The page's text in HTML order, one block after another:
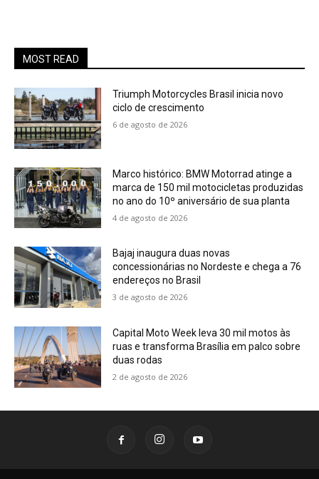
MOST READ
Triumph Motorcycles Brasil inicia novo
ciclo de crescimento
6 de agosto de 2026
Marco histórico: BMW Motorrad atinge a
marca de 150 mil motocicletas produzidas
no ano do 10º aniversário de sua planta
4 de agosto de 2026
Bajaj inaugura duas novas
concessionárias no Nordeste e chega a 76
endereços no Brasil
3 de agosto de 2026
Capital Moto Week leva 30 mil motos às
ruas e transforma Brasília em palco sobre
duas rodas
2 de agosto de 2026